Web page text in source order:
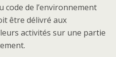
code de l’environnement
être délivré aux
activités sur une partie